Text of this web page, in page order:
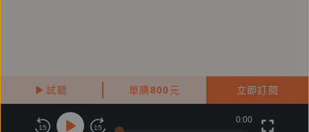
試聽 單購800 元 立即訂閱
關於鏡好聽
15 15
0:00